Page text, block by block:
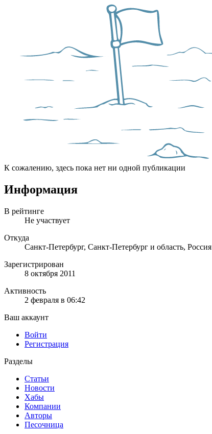
К сожалению, здесь пока нет ни одной публикации
Информация
В рейтинге
Не участвует
Откуда
Санкт-Петербург, Санкт-Петербург и область, Россия
Зарегистрирован
8 октября 2011
Активность
2 февраля в 06:42
Ваш аккаунт
Войти
Регистрация
Разделы
Статьи
Новости
Хабы
Компании
Авторы
Песочница